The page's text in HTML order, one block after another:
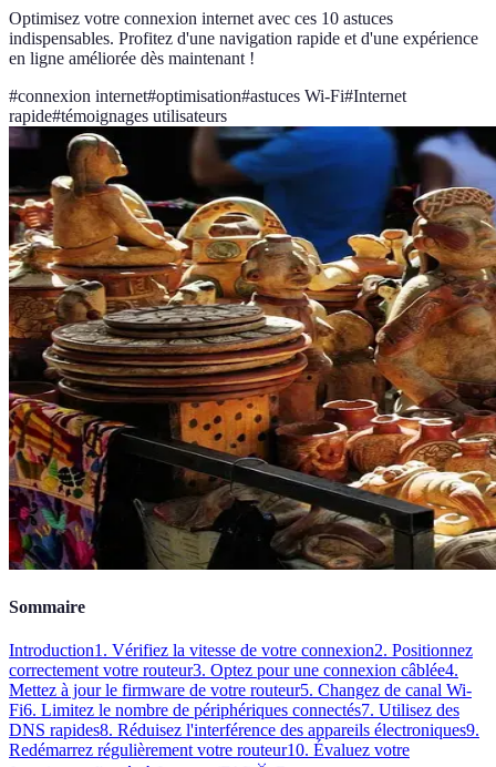
Optimisez votre connexion internet avec ces 10 astuces
indispensables. Profitez d'une navigation rapide et d'une expérience
en ligne améliorée dès maintenant !
#connexion internet#optimisation#astuces Wi-Fi#Internet
rapide#témoignages utilisateurs
Sommaire
Introduction1. Vérifiez la vitesse de votre connexion2. Positionnez
correctement votre routeur3. Optez pour une connexion câblée4.
Mettez à jour le firmware de votre routeur5. Changez de canal Wi-
Fi6. Limitez le nombre de périphériques connectés7. Utilisez des
DNS rapides8. Réduisez l'interférence des appareils électroniques9.
Redémarrez régulièrement votre routeur10. Évaluez votre